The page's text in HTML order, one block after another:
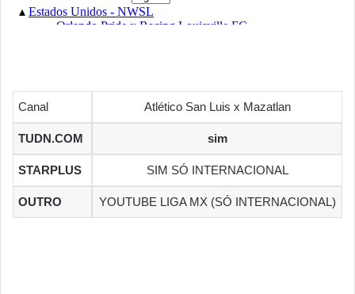
Canal Atlético San Luis x Mazatlan
TUDN.COM sim
STARPLUS SIM SÓ INTERNACIONAL
OUTRO YOUTUBE LIGA MX (SÓ INTERNACIONAL)